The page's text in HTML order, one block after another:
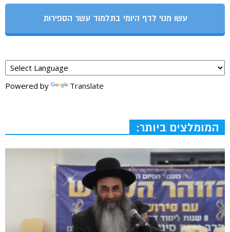
עשו מנוי לדף היומי בתלמוד עשר הספירות
Powered by Translate
המומלצים ביותר: